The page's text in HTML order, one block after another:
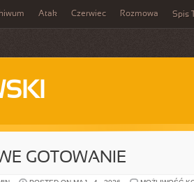
Atak Czerwiec Rozmowa Spis
GOTOWANIE